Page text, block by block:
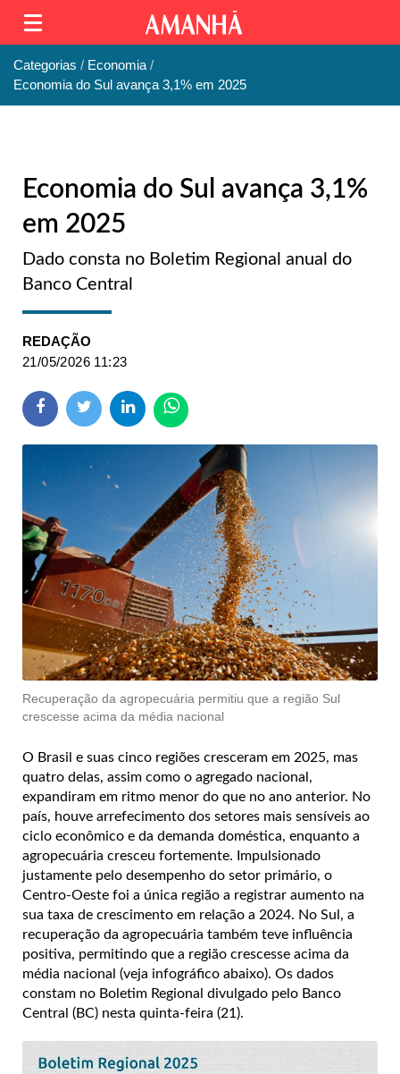
Categorias
Economia
Economia do Sul avança 3,1% em 2025
Economia do Sul avança 3,1%
em 2025
Dado consta no Boletim Regional anual do
Banco Central
REDAÇÃO
21/05/2026 11:23
Recuperação da agropecuária permitiu que a região Sul
crescesse acima da média nacional
O Brasil e suas cinco regiões cresceram em 2025, mas
quatro delas, assim como o agregado nacional,
expandiram em ritmo menor do que no ano anterior. No
país, houve arrefecimento dos setores mais sensíveis ao
ciclo econômico e da demanda doméstica, enquanto a
agropecuária cresceu fortemente. Impulsionado
justamente pelo desempenho do setor primário, o
Centro-Oeste foi a única região a registrar aumento na
sua taxa de crescimento em relação a 2024. No Sul, a
recuperação da agropecuária também teve influência
positiva, permitindo que a região crescesse acima da
média nacional (veja infográfico abaixo). Os dados
constam no Boletim Regional divulgado pelo Banco
Central (BC) nesta quinta-feira (21).